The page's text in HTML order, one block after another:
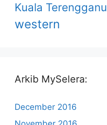
Kuala Terengganu
western
Arkib MySelera:
December 2016